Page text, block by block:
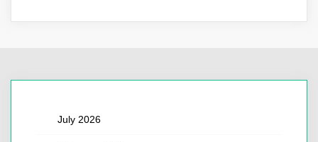
July 2026